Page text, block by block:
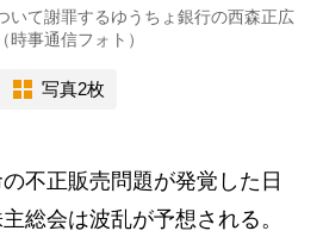
いて謝罪するゆうちょ銀行の西森正広
事通信フォト）
写真2枚
不正販売問題が発覚した日
総会は波乱が予想される。